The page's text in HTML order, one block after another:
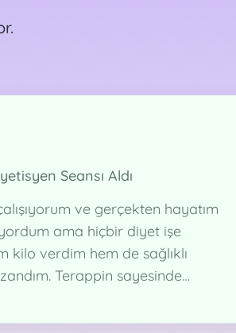
Seansı Aldı
ve gerçekten hayatım
ama hiçbir diyet işe
kilo verdim hem de sağlıklı
Terappin sayesinde